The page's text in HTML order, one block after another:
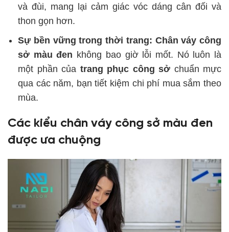
và đùi, mang lại cảm giác vóc dáng cân đối và
thon gọn hơn.
Sự bền vững trong thời trang: Chân váy công
sở màu đen không bao giờ lỗi mốt. Nó luôn là
một phần của trang phục công sở chuẩn mực
qua các năm, bạn tiết kiệm chi phí mua sắm theo
mùa.
Các kiểu chân váy công sở màu đen
được ưa chuộng